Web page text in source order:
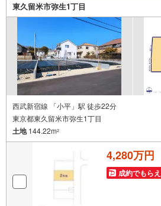
東久留米市弥生1丁目
西武新宿線 「小平」駅 徒歩22分
東京都東久留米市弥生1丁目
土地144.22m2
4,280万円
成約でもら